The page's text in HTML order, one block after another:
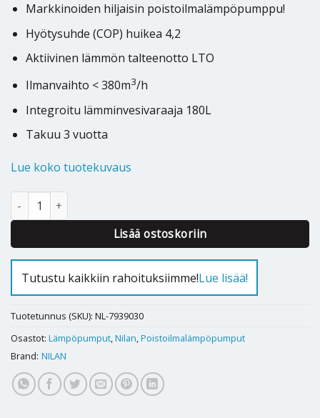
Markkinoiden hiljaisin poistoilmalämpöpumppu!
Hyötysuhde (COP) huikea 4,2
Aktiivinen lämmön talteenotto LTO
Ilmanvaihto < 380m3/h
Integroitu lämminvesivaraaja 180L
Takuu 3 vuotta
Lue koko tuotekuvaus
Poistoilmalämpöpumppu Nilan EC9 Sol -lisälämmönvaihtimella
Lisää ostoskoriin
Alternative:
Tutustu kaikkiin rahoituksiimme!Lue lisää!
Tuotetunnus (SKU): NL-7939030
Osastot: Lämpöpumput,Nilan,Poistoilmalämpöpumput
Brand: NILAN